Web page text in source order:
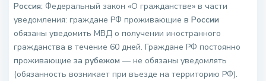
Россия: Федеральный закон «О гражданстве» в части
уведомления: граждане РФ проживающиев России
обязаны уведомить МВД о получении иностранного
гражданства в течение 60 дней. Граждане РФ постоянно
проживающиеза рубежом — не обязаны уведомлять
(обязанность возникает при въезде на территорию РФ).